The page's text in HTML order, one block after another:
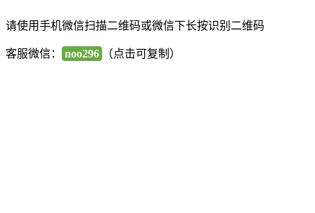
请使用手机微信扫描二维码或微信下长按识别二维码
客服微信： noo296 （点击可复制）